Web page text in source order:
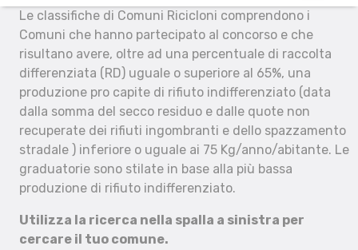
Le classifiche di Comuni Ricicloni comprendono i
Comuni che hanno partecipato al concorso e che
risultano avere, oltre ad una percentuale di raccolta
differenziata (RD) uguale o superiore al 65%, una
produzione pro capite di rifiuto indifferenziato (data
dalla somma del secco residuo e dalle quote non
recuperate dei rifiuti ingombranti e dello spazzamento
stradale ) inferiore o uguale ai 75 Kg/anno/abitante. Le
graduatorie sono stilate in base alla più bassa
produzione di rifiuto indifferenziato.
Utilizza la ricerca nella spalla a sinistra per
cercare il tuo comune.